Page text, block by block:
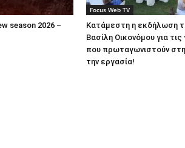
season 2026 –
Focus Web TV
Κατάμεστη η εκδήλωση
Βασίλη Οικονόμου για τις
που πρωταγωνιστούν
την εργασία!